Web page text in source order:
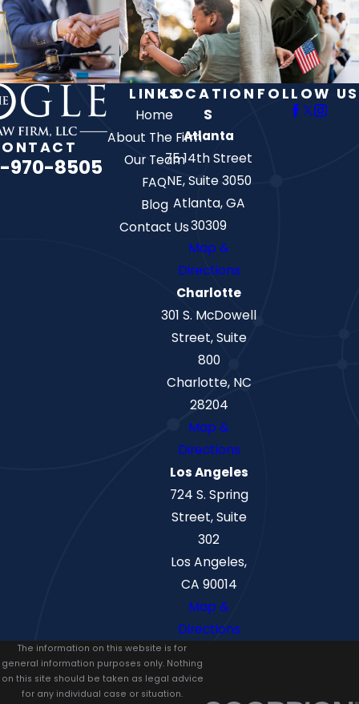
970-8505
LINKS
Home
About The Firm
Our Team
FAQ
Blog
Contact Us
LOCATION
S
Atlanta
75 14th Street
NE, Suite 3050
Atlanta, GA
30309
Map &
Directions
Charlotte
301 S. McDowell
Street, Suite
800
Charlotte, NC
28204
Map &
Directions
Los Angeles
724 S. Spring
Street, Suite
302
Los Angeles,
CA 90014
Map &
Directions
FOLLOW US
The information on this website is for
general information purposes only. Nothing
on this site should be taken as legal advice
for any individual case or situation.